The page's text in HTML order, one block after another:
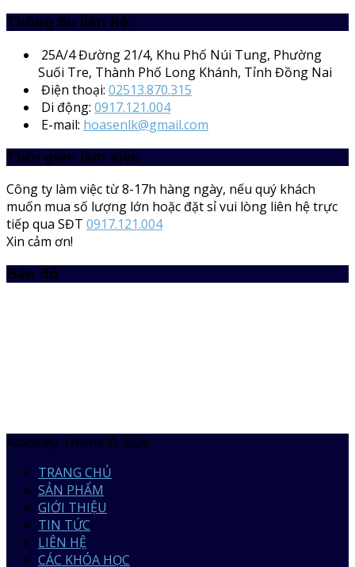
Thông tin liên hệ:
25A/4Đường 21/4, Khu Phố Núi Tung, Phường
Suối Tre, Thành Phố Long Khánh, Tỉnh Đồng Nai
Điện thoại: 02513.870.315
Di động: 0917.121.004
E-mail: hoasenlk@gmail.com
Thời gian làm việc
Công ty làm việc từ 8-17h hàng ngày, nếu quý khách
muốn mua số lượng lớn hoặc đặt sỉ vui lòng liên hệ trực
tiếp qua SĐT 0917.121.004
Xin cảm ơn!
Bản đồ
Academy Theme © 2026
TRANG CHỦ
SẢN PHẨM
GIỚI THIỆU
TIN TỨC
LIÊN HỆ
CÁC KHÓA HỌC